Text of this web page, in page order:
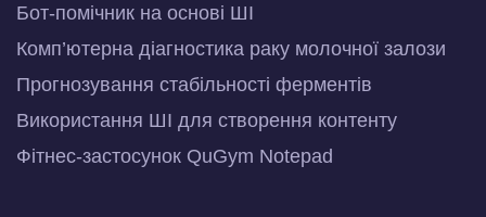
Бот-помічник на основі ШІ
Комп’ютерна діагностика раку молочної залози
Прогнозування стабільності ферментів
Використання ШІ для створення контенту
Фітнес-застосунок QuGym Notepad